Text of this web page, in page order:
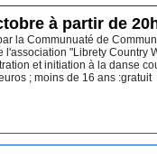
à partir de
la Communuaté de
l'association "Librety Country
et initiation à la danse
; moins de 16 ans :gratuit